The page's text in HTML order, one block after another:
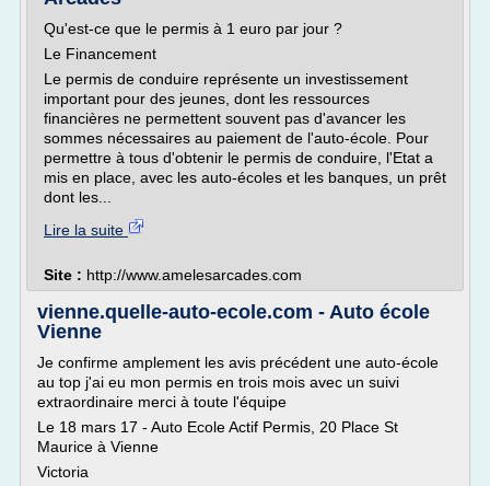
Qu'est-ce que le permis à 1 euro par jour ?
Le Financement
Le permis de conduire représente un investissement
important pour des jeunes, dont les ressources
financières ne permettent souvent pas d'avancer les
sommes nécessaires au paiement de l'auto-école. Pour
permettre à tous d'obtenir le permis de conduire, l'Etat a
mis en place, avec les auto-écoles et les banques, un prêt
dont les...
Lire la suite
Site : http://www.amelesarcades.com
vienne.quelle-auto-ecole.com - Auto école
Vienne
Je confirme amplement les avis précédent une auto-école
au top j'ai eu mon permis en trois mois avec un suivi
extraordinaire merci à toute l'équipe
Le 18 mars 17 - Auto Ecole Actif Permis, 20 Place St
Maurice à Vienne
Victoria